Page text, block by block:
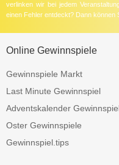
verlinken wir bei jedem
einen Fehler entdeckt? Dann können
Online Gewinnspiele
Gewinnspiele Markt
Last Minute Gewinnspiel
Adventskalender
Oster Gewinnspiele
Gewinnspiel.tips